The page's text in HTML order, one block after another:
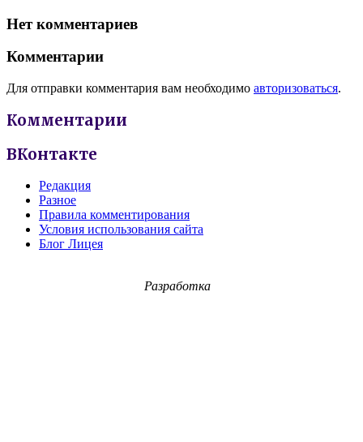
Нет комментариев
Комментарии
Для отправки комментария вам необходимо авторизоваться.
Комментарии
ВКонтакте
Редакция
Разное
Правила комментирования
Условия использования сайта
Блог Лицея
Разработка